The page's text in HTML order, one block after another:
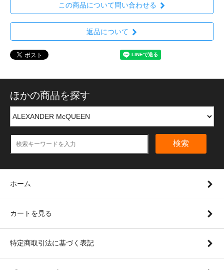
この商品について問い合わせる
返品について
ほかの商品を探す
検索
ホーム
カートを見る
特定商取引法に基づく表記